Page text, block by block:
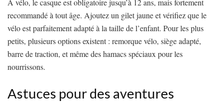
À vélo, le casque est obligatoire jusqu’à 12 ans, mais fortement
recommandé à tout âge. Ajoutez un gilet jaune et vérifiez que le
vélo est parfaitement adapté à la taille de l’enfant. Pour les plus
petits, plusieurs options existent : remorque vélo, siège adapté,
barre de traction, et même des hamacs spéciaux pour les
nourrissons.
Astuces pour des aventures